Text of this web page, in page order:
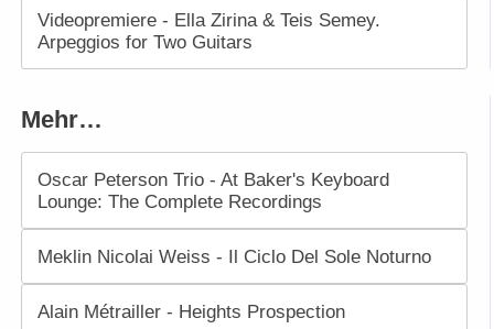
Videopremiere - Ella Zirina & Teis Semey.
Arpeggios for Two Guitars
Mehr…
Oscar Peterson Trio - At Baker's Keyboard
Lounge: The Complete Recordings
Meklin Nicolai Weiss - Il Ciclo Del Sole Noturno
Alain Métrailler - Heights Prospection